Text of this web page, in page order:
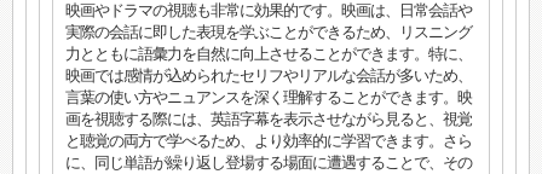
映画やドラマの視聴も非常に効果的です。映画は、日常会話や
実際の会話に即した表現を学ぶことができるため、リスニング
力とともに語彙力を自然に向上させることができます。特に、
映画では感情が込められたセリフやリアルな会話が多いため、
言葉の使い方やニュアンスを深く理解することができます。映
画を視聴する際には、英語字幕を表示させながら見ると、視覚
と聴覚の両方で学べるため、より効率的に学習できます。さら
に、同じ単語が繰り返し登場する場面に遭遇することで、その